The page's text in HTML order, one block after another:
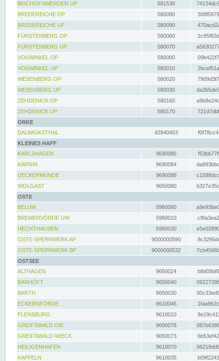
BISCHOFSWERDER UP
581530
BREDEREICHE OP
580080
BREDEREICHE UP
580090
FÜRSTENBERG OP
580060
FÜRSTENBERG UP
580070
VOßWINKEL OP
580000
VOßWINKEL UP
580010
WESENBERG OP
580020
WESENBERG UP
580030
ZEHDENICK OP
580160
ZEHDENICK UP
580170
ORKE
DALWIGKSTHAL
42840453
KLEINES HAFF
KARLSHAGEN
9690085
KARNIN
9690084
UECKERMÜNDE
9690088
WOLGAST
9650080
OSTE
BELUM
5980060
BREMERVÖRDE UW
5980010
HECHTHAUSEN
5980030
OSTE-SPERRWERK AP
9000000590
OSTE-SPERRWERK BP
9000000532
OSTSEE
ALTHAGEN
9650024
BARHÖFT
9650040
BARTH
9650030
ECKERNFÖRDE
9610045
FLENSBURG
9610010
GREIFSWALD OIE
9690078
GREIFSWALD-WIECK
9650073
HEILIGENHAFEN
9610070
KAPPELN
9610035